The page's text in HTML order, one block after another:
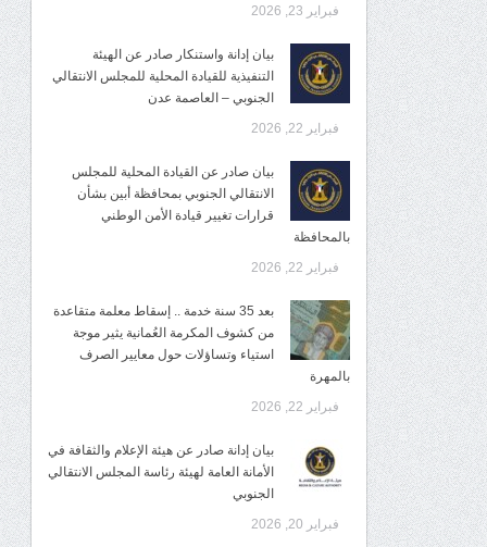
فبراير 23, 2026
بيان إدانة واستنكار صادر عن الهيئة
التنفيذية للقيادة المحلية للمجلس الانتقالي
الجنوبي – العاصمة عدن
فبراير 22, 2026
بيان صادر عن القيادة المحلية للمجلس
الانتقالي الجنوبي بمحافظة أبين بشأن
قرارات تغيير قيادة الأمن الوطني
بالمحافظة
فبراير 22, 2026
بعد 35 سنة خدمة .. إسقاط معلمة متقاعدة
من كشوف المكرمة العُمانية يثير موجة
استياء وتساؤلات حول معايير الصرف
بالمهرة
فبراير 22, 2026
بيان إدانة صادر عن هيئة الإعلام والثقافة في
الأمانة العامة لهيئة رئاسة المجلس الانتقالي
الجنوبي
فبراير 20, 2026